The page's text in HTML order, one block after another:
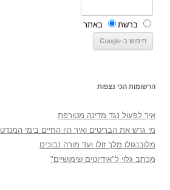
ברשת באתר
הרשומות הכי נצפות
איך לפעול נגד מדינה מטורפת
מי גרש את הבריטים ואיך היו החיים בימי המנדט
מלובנגולו מלך זולו ועד מורה נבוכים
מכתב גלוי ל"אידיוטים שימושיים"